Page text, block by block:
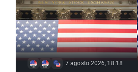
7 agosto 2026, 18:18